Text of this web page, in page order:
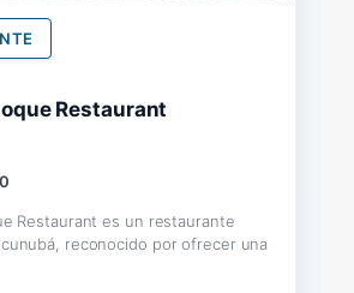
Restaurant
Restaurant es un restaurante
reconocido por ofrecer una